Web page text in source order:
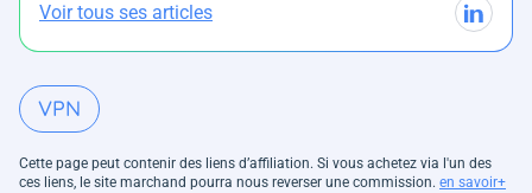
Voir tous ses articles
VPN
Cette page peut contenir des liens d’affiliation. Si vous achetez via l'un des
ces liens, le site marchand pourra nous reverser une commission. en savoir+